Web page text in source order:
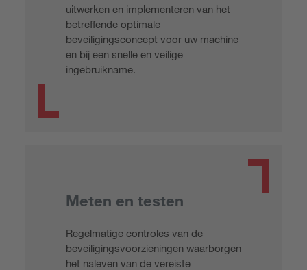
uitwerken en implementeren van het
betreffende optimale
beveiligingsconcept voor uw machine
en bij een snelle en veilige
ingebruikname.
Meten en testen
Regelmatige controles van de
beveiligingsvoorzieningen waarborgen
het naleven van de vereiste